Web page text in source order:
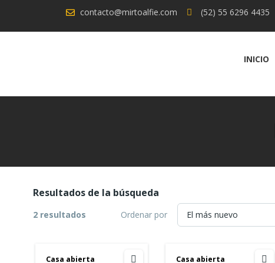
contacto@mirtoalfie.com (52) 55 6296 4435
INICIO
Resultados de la búsqueda
2 resultados Ordenar por
Casa abierta Casa abierta